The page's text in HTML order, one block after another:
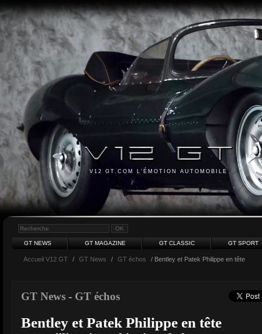
V12 GT.COM L'ÉMOTION AUTOMOBILE
GT NEWS GT MAGAZINE GT CLASSIC GT SPORT
Accueil V12 GT / GT News / GT échos / Bentley et Patek Philippe en tête
GT News - GT échos
Bentley et Patek Philippe en tête